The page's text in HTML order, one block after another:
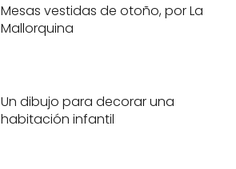
Mesas vestidas de otoño, por La
Mallorquina
Un dibujo para decorar una
habitación infantil